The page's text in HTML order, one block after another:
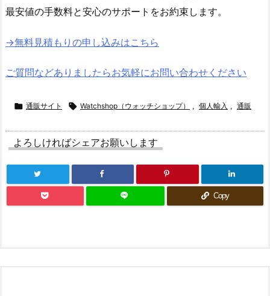
最安値の手数料と安心のサポートをお約束します。
→無料見積もりの申し込みはこちら
ご質問などありましたらお気軽にお問い合わせください
 通販サイト  Watchshop（ウォッチショップ） , 個人輸入 , 通販
よろしければシェアお願いします
Copy